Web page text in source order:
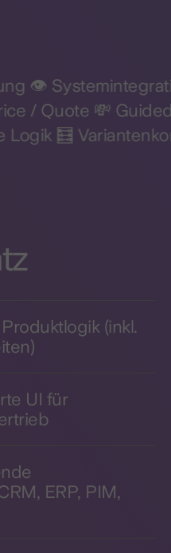
👁️
Quote 💸
Logik 🧮
(inkl.
UI für
ERP, PIM,